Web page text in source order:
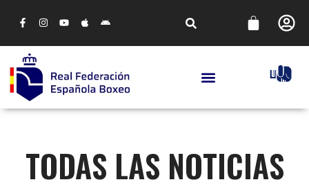
TODAS LAS NOTICIAS